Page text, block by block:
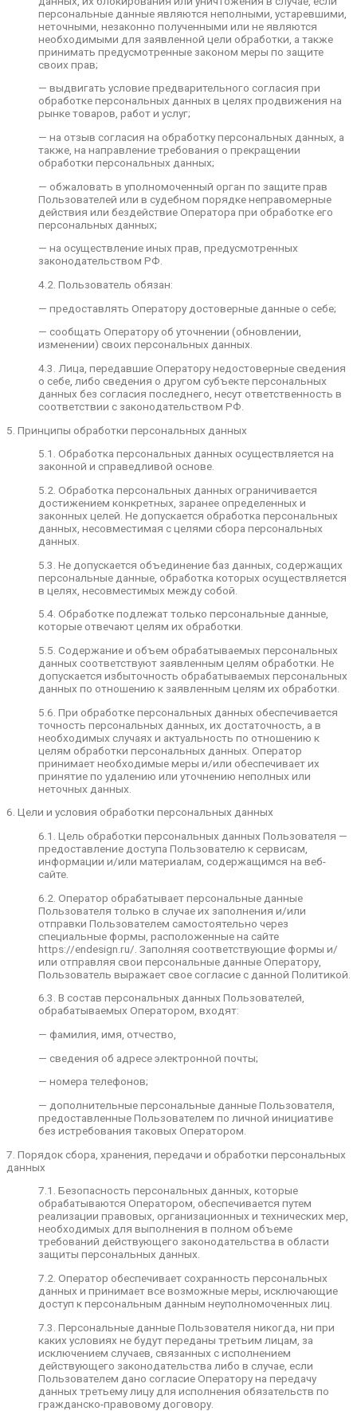
персональные данные являются неполными, устаревшими,
неточными, незаконно полученными или не являются
необходимыми для заявленной цели обработки, а также
принимать предусмотренные законом меры по защите
своих прав;
— выдвигать условие предварительного согласия при
обработке персональных данных в целях продвижения на
рынке товаров, работ и услуг;
— на отзыв согласия на обработку персональных данных, а
также, на направление требования о прекращении
обработки персональных данных;
— обжаловать в уполномоченный орган по защите прав
Пользователей или в судебном порядке неправомерные
действия или бездействие Оператора при обработке его
персональных данных;
— на осуществление иных прав, предусмотренных
законодательством РФ.
4.2. Пользователь обязан:
— предоставлять Оператору достоверные данные о себе;
— сообщать Оператору об уточнении (обновлении,
изменении) своих персональных данных.
4.3. Лица, передавшие Оператору недостоверные сведения
о себе, либо сведения о другом субъекте персональных
данных без согласия последнего, несут ответственность в
соответствии с законодательством РФ.
5. Принципы обработки персональных данных
5.1. Обработка персональных данных осуществляется на
законной и справедливой основе.
5.2. Обработка персональных данных ограничивается
достижением конкретных, заранее определенных и
законных целей. Не допускается обработка персональных
данных, несовместимая с целями сбора персональных
данных.
5.3. Не допускается объединение баз данных, содержащих
персональные данные, обработка которых осуществляется
в целях, несовместимых между собой.
5.4. Обработке подлежат только персональные данные,
которые отвечают целям их обработки.
5.5. Содержание и объем обрабатываемых персональных
данных соответствуют заявленным целям обработки. Не
допускается избыточность обрабатываемых персональных
данных по отношению к заявленным целям их обработки.
5.6. При обработке персональных данных обеспечивается
точность персональных данных, их достаточность, а в
необходимых случаях и актуальность по отношению к
целям обработки персональных данных. Оператор
принимает необходимые меры и/или обеспечивает их
принятие по удалению или уточнению неполных или
неточных данных.
6. Цели и условия обработки персональных данных
6.1. Цель обработки персональных данных Пользователя —
предоставление доступа Пользователю к сервисам,
информации и/или материалам, содержащимся на веб-
сайте.
6.2. Оператор обрабатывает персональные данные
Пользователя только в случае их заполнения и/или
отправки Пользователем самостоятельно через
специальные формы, расположенные на сайте
https://endesign.ru/. Заполняя соответствующие формы и/
или отправляя свои персональные данные Оператору,
Пользователь выражает свое согласие с данной Политикой.
6.3. В состав персональных данных Пользователей,
обрабатываемых Оператором, входят:
— фамилия, имя, отчество,
— сведения об адресе электронной почты;
— номера телефонов;
— дополнительные персональные данные Пользователя,
предоставленные Пользователем по личной инициативе
без истребования таковых Оператором.
7. Порядок сбора, хранения, передачи и обработки персональных
данных
7.1. Безопасность персональных данных, которые
обрабатываются Оператором, обеспечивается путем
реализации правовых, организационных и технических мер,
необходимых для выполнения в полном объеме
требований действующего законодательства в области
защиты персональных данных.
7.2. Оператор обеспечивает сохранность персональных
данных и принимает все возможные меры, исключающие
доступ к персональным данным неуполномоченных лиц.
7.3. Персональные данные Пользователя никогда, ни при
каких условиях не будут переданы третьим лицам, за
исключением случаев, связанных с исполнением
действующего законодательства либо в случае, если
Пользователем дано согласие Оператору на передачу
данных третьему лицу для исполнения обязательств по
гражданско-правовому договору.
предоставляются Пользователю в доступной
форме, и в них не должны содержаться
персональные данные, относящиеся к другим
субъектам персональных данных, за
исключением случаев, когда имеются законные
основания для раскрытия таких персональных
данных. Перечень информации и порядок ее
получения установлен Законом о персональных
данных;
— требовать от оператора уточнения его
персональных данных, их блокирования или
уничтожения в случае, если персональные
неточными, незаконно полученными или не
являются необходимыми для заявленной цели
обработки, а также принимать
предусмотренные законом меры по защите
— выдвигать условие предварительного
целях продвижения на рынке товаров, работ и
— на отзыв согласия на обработку
персональных данных, а также, на направление
требования о прекращении обработки
персональных данных;
— обжаловать в уполномоченный орган по
защите прав Пользователей или в судебном
порядке неправомерные действия или
бездействие Оператора при обработке его
персональных данных;
— на осуществление иных прав,
предусмотренных законодательством РФ.
4.2. Пользователь обязан:
— предоставлять Оператору достоверные
данные о себе;
(обновлении, изменении) своих персональных
данных.
4.3. Лица, передавшие Оператору
недостоверные сведения о себе, либо сведения
о другом субъекте персональных данных без
согласия последнего, несут ответственность в
соответствии с законодательством РФ.
5. Принципы обработки персональных данных
осуществляется на законной и справедливой
основе.
5.2. Обработка персональных данных
ограничивается достижением конкретных,
заранее определенных и законных целей. Не
допускается обработка персональных данных,
несовместимая с целями сбора персональных
данных.
5.3. Не допускается объединение баз данных,
содержащих персональные данные, обработка
которых осуществляется в целях,
несовместимых между собой.
5.4. Обработке подлежат только персональные
данные, которые отвечают целям их обработки.
5.5. Содержание и объем обрабатываемых
персональных данных соответствуют
заявленным целям обработки. Не допускается
избыточность обрабатываемых персональных
обработки.
обеспечивается точность персональных данных,
их достаточность, а в необходимых случаях и
актуальность по отношению к целям обработки
персональных данных. Оператор принимает
необходимые меры и/или обеспечивает их
принятие по удалению или уточнению неполных
или неточных данных.
6. Цели и условия обработки персональных данных
6.1. Цель обработки персональных данных
Пользователю к сервисам, информации и/или
материалам, содержащимся на веб-сайте.
6.2. Оператор обрабатывает персональные
данные Пользователя только в случае их
заполнения и/или отправки Пользователем
самостоятельно через специальные формы,
расположенные на сайте https://endesign.ru/.
Заполняя соответствующие формы и/или
отправляя свои персональные данные
согласие с данной Политикой.
6.3. В состав персональных данных
Пользователей, обрабатываемых Оператором,
входят:
— фамилия, имя, отчество,